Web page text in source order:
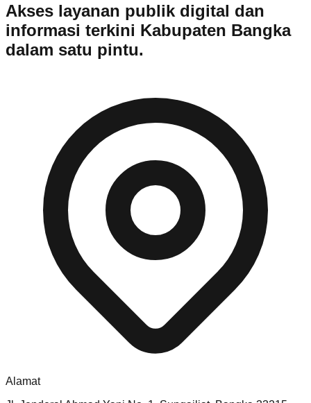
Akses layanan publik digital dan
informasi terkini Kabupaten Bangka
dalam satu pintu.
Alamat